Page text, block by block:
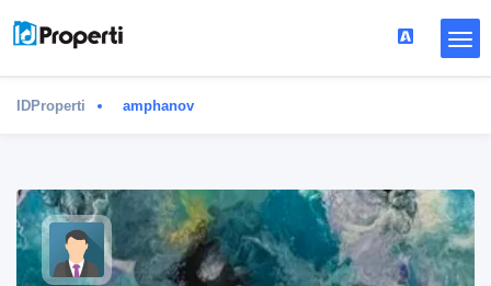
IDProperti amphanov